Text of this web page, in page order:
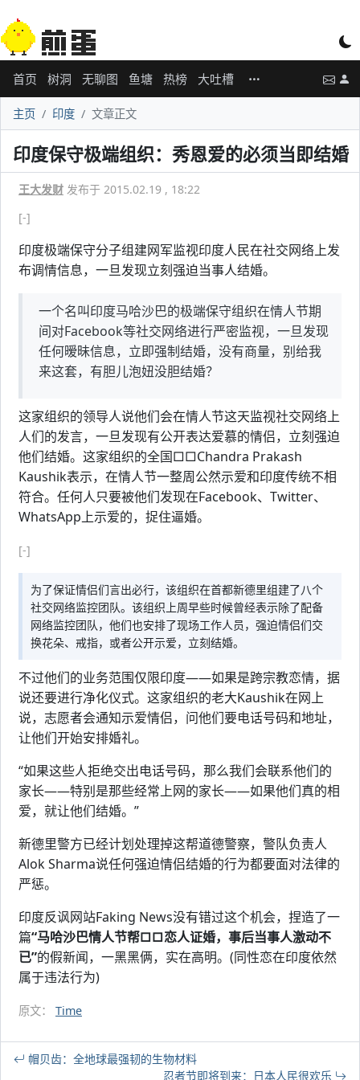
首页 树洞 无聊图 鱼塘 热榜 大吐槽
主页 印度 文章正文
印度保守极端组织：秀恩爱的必须当即结婚
王大发财 发布于 2015.02.19 , 18:22
[-]
印度极端保守分子组建网军监视印度人民在社交网络上发
布调情信息，一旦发现立刻强迫当事人结婚。
一个名叫印度马哈沙巴的极端保守组织在情人节期
间对Facebook等社交网络进行严密监视，一旦发现
任何暧昧信息，立即强制结婚，没有商量，别给我
来这套，有胆儿泡妞没胆结婚？
这家组织的领导人说他们会在情人节这天监视社交网络上
人们的发言，一旦发现有公开表达爱慕的情侣，立刻强迫
他们结婚。这家组织的全国□□Chandra Prakash
Kaushik表示，在情人节一整周公然示爱和印度传统不相
符合。任何人只要被他们发现在Facebook、Twitter、
WhatsApp上示爱的，捉住逼婚。
[-]
为了保证情侣们言出必行，该组织在首都新德里组建了八个
社交网络监控团队。该组织上周早些时候曾经表示除了配备
网络监控团队，他们也安排了现场工作人员，强迫情侣们交
换花朵、戒指，或者公开示爱，立刻结婚。
不过他们的业务范围仅限印度——如果是跨宗教恋情，据
说还要进行净化仪式。这家组织的老大Kaushik在网上
说，志愿者会通知示爱情侣，问他们要电话号码和地址，
让他们开始安排婚礼。
“如果这些人拒绝交出电话号码，那么我们会联系他们的
家长——特别是那些经常上网的家长——如果他们真的相
爱，就让他们结婚。”
新德里警方已经计划处理掉这帮道德警察，警队负责人
Alok Sharma说任何强迫情侣结婚的行为都要面对法律的
严惩。
印度反讽网站Faking News没有错过这个机会，捏造了一
篇“马哈沙巴情人节帮□□恋人证婚，事后当事人激动不
已”的假新闻，一黑黑俩，实在高明。(同性恋在印度依然
属于违法行为)
原文： Time
帽贝齿：全地球最强韧的生物材料
忍者节即将到来：日本人民很欢乐